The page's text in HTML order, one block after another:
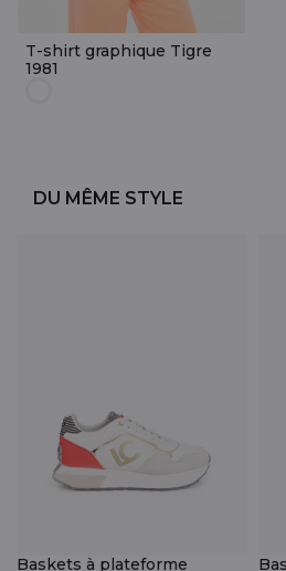
T-shirt graphique Tigre
1981
DU MÊME STYLE
Baskets à plateforme